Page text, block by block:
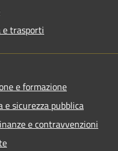
e trasporti
e formazione
e sicurezza pubblica
e contravvenzioni